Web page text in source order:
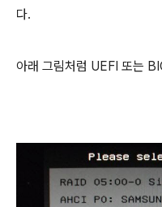
다.
아래 그림처럼 UEFI 또는